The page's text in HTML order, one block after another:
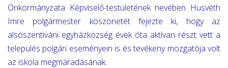
Önkormányzata Képviselő-testületének nevében Husvéth
Imre polgármester köszönetét fejezte ki, hogy az
alsószentiváni egyházközség évek óta aktívan részt vett a
település polgári eseményein is és tevékeny mozgatója volt
az iskola megmaradásának.